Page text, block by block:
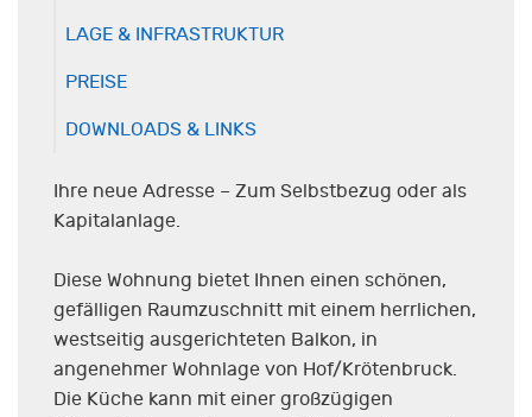
LAGE & INFRASTRUKTUR
PREISE
DOWNLOADS & LINKS
Ihre neue Adresse – Zum Selbstbezug oder als
Kapitalanlage.
Diese Wohnung bietet Ihnen einen schönen,
gefälligen Raumzuschnitt mit einem herrlichen,
westseitig ausgerichteten Balkon, in
angenehmer Wohnlage von Hof/Krötenbruck.
Die Küche kann mit einer großzügigen